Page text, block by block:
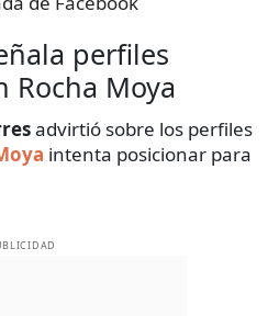
perfiles
Rocha Moya
advirtió sobre los perfiles
intenta posicionar para